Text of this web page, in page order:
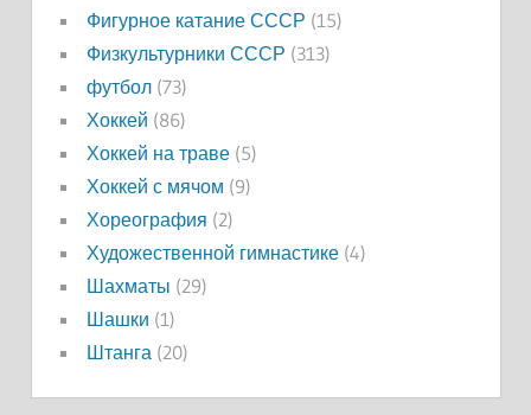
Фигурное катание СССР (15)
Физкультурники СССР (313)
футбол(73)
Хоккей (86)
Хоккей на траве(5)
Хоккей с мячом (9)
Хореография (2)
Художественной гимнастике(4)
Шахматы (29)
Шашки (1)
Штанга (20)